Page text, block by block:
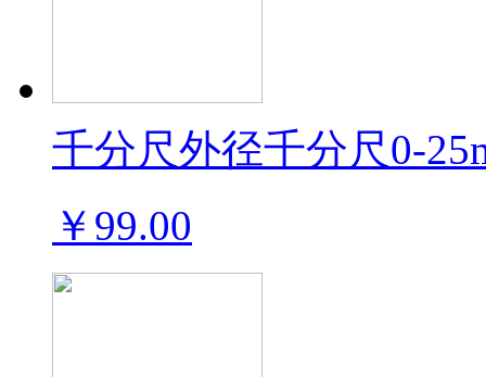
千分尺外径千分尺0-
￥99.00